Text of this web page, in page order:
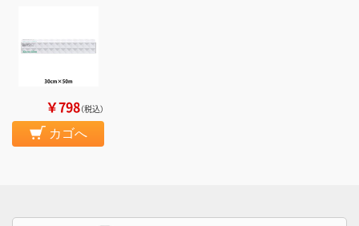
￥798（税込）
カゴへ